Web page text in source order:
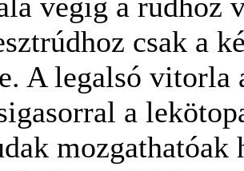
csak a
A legalsó vitorla
a